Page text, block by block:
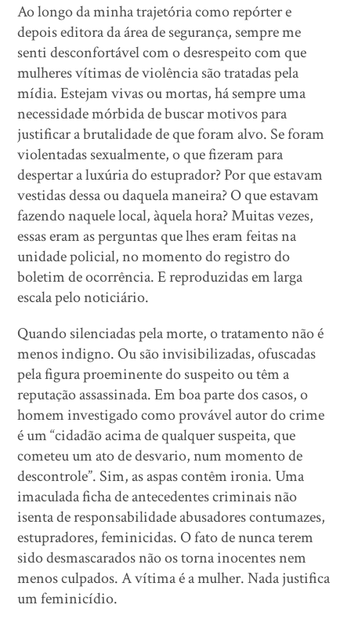
Ao longo da minha trajetória como repórter e
depois editora da área de segurança, sempre me
senti desconfortável com o desrespeito com que
mulheres vítimas de violência são tratadas pela
mídia. Estejam vivas ou mortas, há sempre uma
necessidade mórbida de buscar motivos para
justificar a brutalidade de que foram alvo. Se foram
violentadas sexualmente, o que fizeram para
despertar a luxúria do estuprador? Por que estavam
vestidas dessa ou daquela maneira? O que estavam
fazendo naquele local, àquela hora? Muitas vezes,
essas eram as perguntas que lhes eram feitas na
unidade policial, no momento do registro do
boletim de ocorrência. E reproduzidas em larga
escala pelo noticiário.
Quando silenciadas pela morte, o tratamento não é
menos indigno. Ou são invisibilizadas, ofuscadas
pela figura proeminente do suspeito ou têm a
reputação assassinada. Em boa parte dos casos, o
homem investigado como provável autor do crime
é um “cidadão acima de qualquer suspeita, que
cometeu um ato de desvario, num momento de
descontrole”. Sim, as aspas contêm ironia. Uma
imaculada ficha de antecedentes criminais não
isenta de responsabilidade abusadores contumazes,
estupradores, feminicidas. O fato de nunca terem
sido desmascarados não os torna inocentes nem
menos culpados. A vítima é a mulher. Nada justifica
um feminicídio.